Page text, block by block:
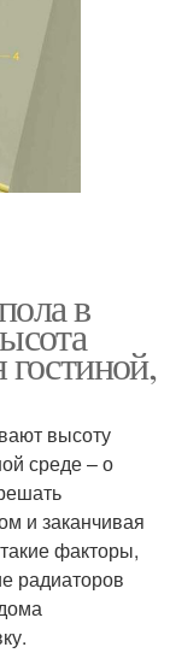
в
высоту
среде – о
и заканчивая
факторы,
радиаторов